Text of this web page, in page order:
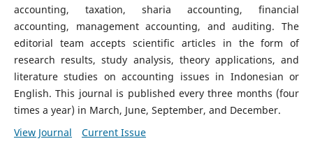
accounting, taxation, sharia accounting, financial
accounting, management accounting, and auditing. The
editorial team accepts scientific articles in the form of
research results, study analysis, theory applications, and
literature studies on accounting issues in Indonesian or
English. This journal is published every three months (four
times a year) in March, June, September, and December.
View Journal
Current Issue